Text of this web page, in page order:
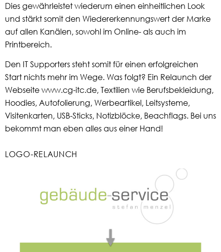
Dies gewährleistet wiederum einen einheitlichen Look
und stärkt somit den Wiedererkennungswert der Marke
auf allen Kanälen, sowohl im Online- als auch im
Printbereich.
Den IT Supporters steht somit für einen erfolgreichen
Start nichts mehr im Wege. Was folgt? Ein Relaunch der
Webseite www.cg-itc.de, Textilien wie Berufsbekleidung,
Hoodies, Autofolierung, Werbeartikel, Leitsysteme,
Visitenkarten, USB-Sticks, Notizblöcke, Beachflags. Bei uns
bekommt man eben alles aus einer Hand!
LOGO-RELAUNCH